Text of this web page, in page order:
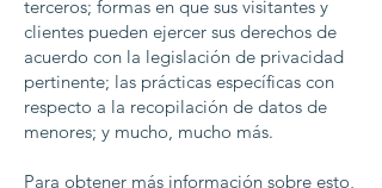
terceros; formas en que sus visitantes y
clientes pueden ejercer sus derechos de
acuerdo con la legislación de privacidad
pertinente; las prácticas específicas con
respecto a la recopilación de datos de
menores; y mucho, mucho más.
Para obtener más información sobre esto,